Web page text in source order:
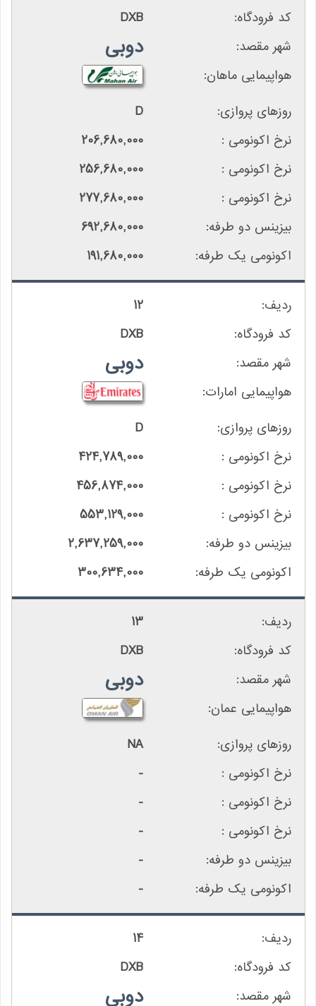
DXB
دوبی
D
206,680,000
256,680,000
277,680,000
692,680,000
191,680,000
12
DXB
دوبی
D
424,789,000
456,874,000
553,129,000
2,637,259,000
300,634,000
13
DXB
دوبی
NA
-
-
-
-
-
14
DXB
دوبی